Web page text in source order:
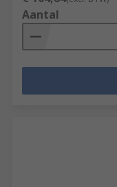
Aantal